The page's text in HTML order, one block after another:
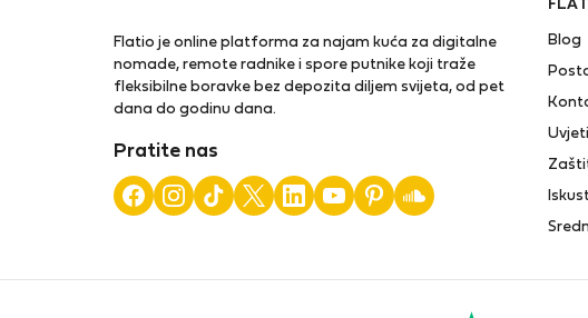
Flatio je online platforma za najam kuća za digitalne
nomade, remote radnike i spore putnike koji traže
fleksibilne boravke bez depozita diljem svijeta, od pet
dana do godinu dana.
Pratite nas
Blog